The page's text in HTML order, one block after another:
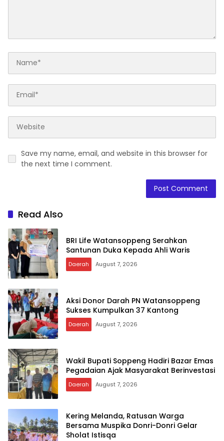
Save my name, email, and website in this browser for
the next time I comment.
Read Also
BRI Life Watansoppeng Serahkan
Santunan Duka Kepada Ahli Waris
Daerah August 7, 2026
Aksi Donor Darah PN Watansoppeng
Sukses Kumpulkan 37 Kantong
Daerah August 7, 2026
Wakil Bupati Soppeng Hadiri Bazar Emas
Pegadaian Ajak Masyarakat Berinvestasi
Daerah August 7, 2026
Kering Melanda, Ratusan Warga
Bersama Muspika Donri-Donri Gelar
Sholat Istisqa